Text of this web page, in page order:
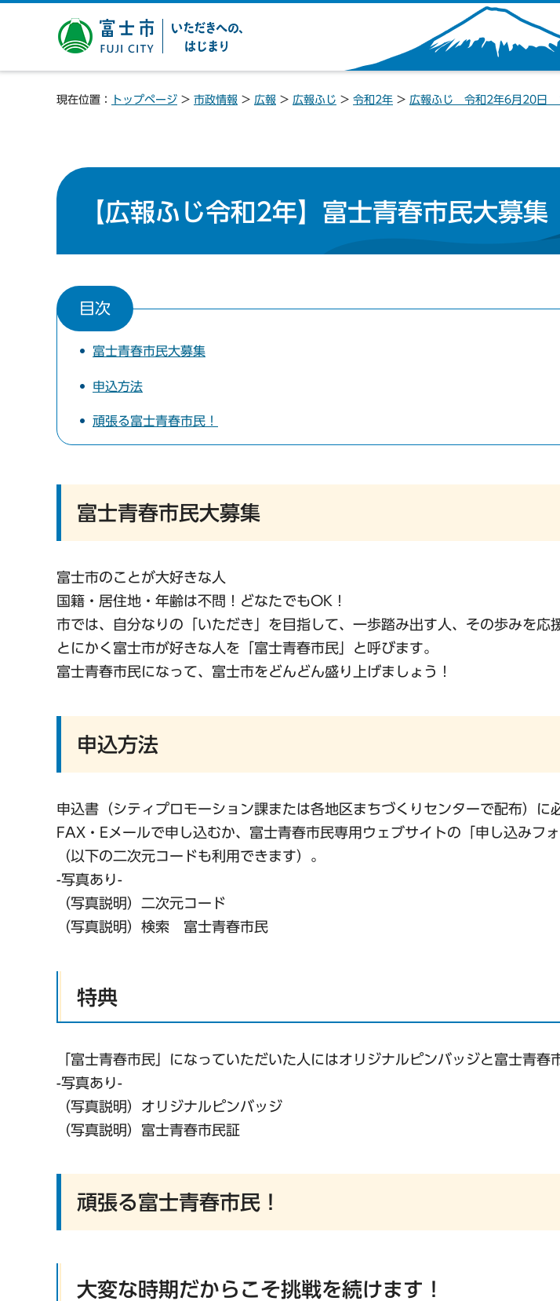
富士市 いただきへの、は
じまり
現在位置： トップページ > 市政情報 > 広報 > 広報ふじ > 令和2年 > 広報ふじ 令和2年6月20日
【広報ふじ令和2年】富士青春市民大募集
目次
富士青春市民大募集
申込方法
頑張る富士青春市民！
富士青春市民大募集
富士市のことが大好きな人
国籍・居住地・年齢は不問！どなたでもOK！
市では、自分なりの「いただき」を目指して、一歩踏み出す人、その歩みを応
とにかく富士市が好きな人を「富士青春市民」と呼びます。
富士青春市民になって、富士市をどんどん盛り上げましょう！
申込方法
申込書（シティプロモーション課または各地区まちづくりセンターで配布）に
FAX・Eメールで申し込むか、富士青春市民専用ウェブサイトの「申し込みフ
（以下の二次元コードも利用できます）。
-写真あり-
（写真説明）二次元コード
（写真説明）検索 富士青春市民
特典
「富士青春市民」になっていただいた人にはオリジナルピンバッジと富士青春
-写真あり-
（写真説明）オリジナルピンバッジ
（写真説明）富士青春市民証
頑張る富士青春市民！
大変な時期だからこそ挑戦を続けます！